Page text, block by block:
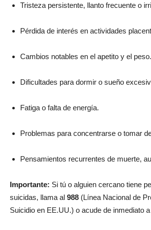
Tristeza persistente, llanto frecuente o
Pérdida de interés en actividades
Cambios notables en el apetito y el peso.
Dificultades para dormir o sueño
Fatiga o falta de energía.
Problemas para concentrarse o tomar
Pensamientos recurrentes de muerte,
Importante: Si tú o alguien cercano tiene
suicidas, llama al 988 (Línea Nacional de
Suicidio en EE.UU.) o acude de inmediato